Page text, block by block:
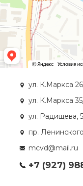
ул. К.Маркса
ул. К.Маркса
ул. Радищева, 5
пр.
mcvd@mail.ru
+7 (927)